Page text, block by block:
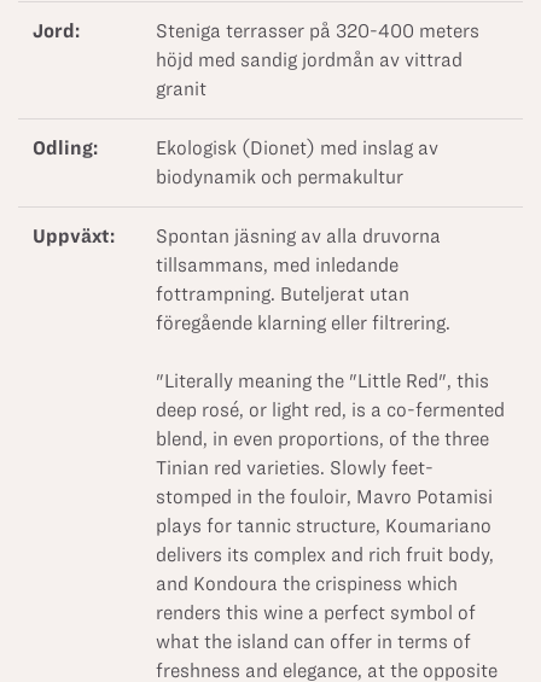
Jord:
Steniga terrasser på 320-400 meters
höjd med sandig jordmån av vittrad
granit
Odling:
Ekologisk (Dionet) med inslag av
biodynamik och permakultur
Uppväxt:
Spontan jäsning av alla druvorna
tillsammans, med inledande
fottrampning. Buteljerat utan
föregående klarning eller filtrering.
"Literally meaning the "Little Red", this
deep rosé, or light red, is a co-fermented
blend, in even proportions, of the three
Tinian red varieties. Slowly feet-
stomped in the fouloir, Mavro Potamisi
plays for tannic structure, Koumariano
delivers its complex and rich fruit body,
and Kondoura the crispiness which
renders this wine a perfect symbol of
what the island can offer in terms of
freshness and elegance, at the opposite